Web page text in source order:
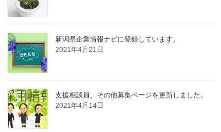
新潟県企業情報ナビに登録しています。
2021年4月21日
支援相談員、その他募集ページを更新しました。
2021年4月14日